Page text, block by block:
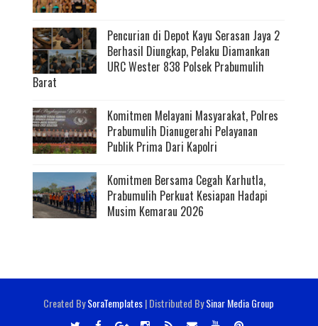
Pencurian di Depot Kayu Serasan Jaya 2
Berhasil Diungkap, Pelaku Diamankan
URC Wester 838 Polsek Prabumulih
Barat
Komitmen Melayani Masyarakat, Polres
Prabumulih Dianugerahi Pelayanan
Publik Prima Dari Kapolri
Komitmen Bersama Cegah Karhutla,
Prabumulih Perkuat Kesiapan Hadapi
Musim Kemarau 2026
Created BySoraTemplates| Distributed BySinar Media Group